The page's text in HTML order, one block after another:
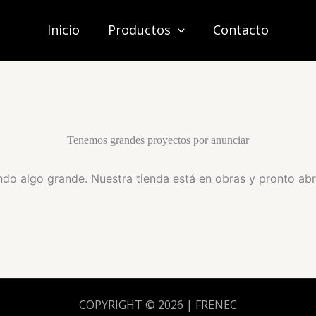
Inicio Productos Contacto
Tenemos grandes proyectos por anunciar
algo grande. Nuestra tienda está en obras y pronto
COPYRIGHT © 2026 | FRENEC